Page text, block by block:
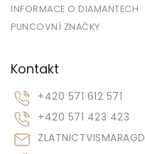
INFORMACE O DIAMANTECH
PUNCOVNÍ ZNAČKY
Kontakt
ZLATNICTVISMARAGD
+420 571 612 571
+420 571 423 423